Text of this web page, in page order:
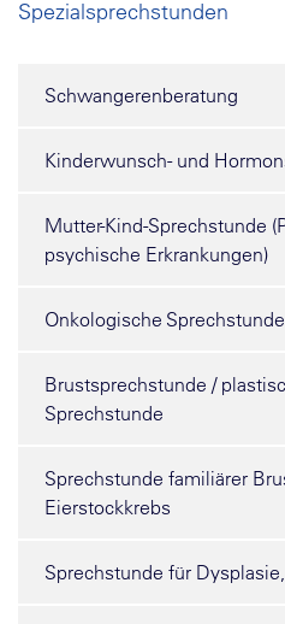
Spezialsprechstunden
Schwangerenberatung
Kinderwunsch- und
Mutter-Kind-Sprechstunde
psychische Erkrankungen)
Onkologische Sprechstunde
Brustsprechstunde /
Sprechstunde
Sprechstunde familiärer
Eierstockkrebs
Sprechstunde für